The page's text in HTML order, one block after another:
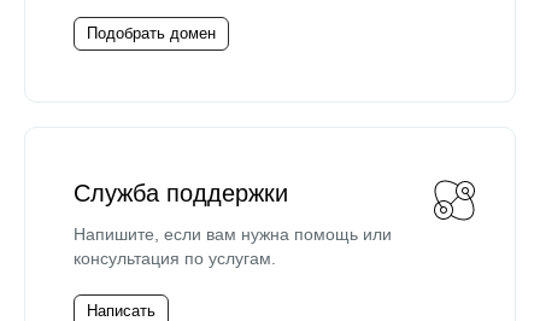
Подобрать домен
Служба поддержки
Напишите, если вам нужна помощь или
консультация по услугам.
Написать